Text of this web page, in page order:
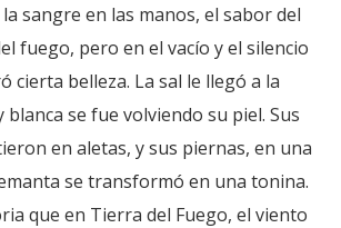
sangre en las manos, el sabor del
fuego, pero en el vacío y el silencio
cierta belleza. La sal le llegó a la
se fue volviendo su piel. Sus
en aletas, y sus piernas, en una
se transformó en una tonina.
que en Tierra del Fuego, el viento